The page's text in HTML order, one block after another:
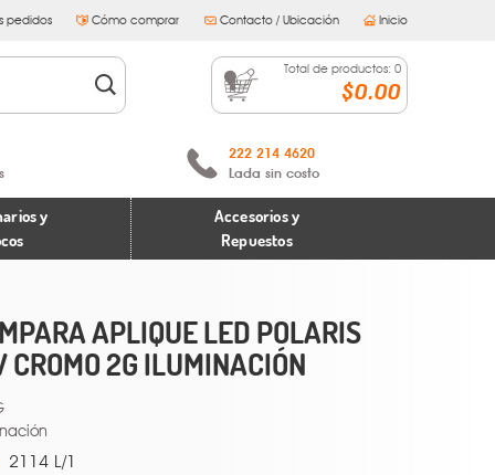
pedidos Cómo comprar Contacto / Ubicación Inicio
Total de productos: 0
$0.00
222 214 4620
Lada sin costo
y
Accesorios y
Repuestos
APLIQUE LED POLARIS
CROMO 2G ILUMINACIÓN
2114 L/1